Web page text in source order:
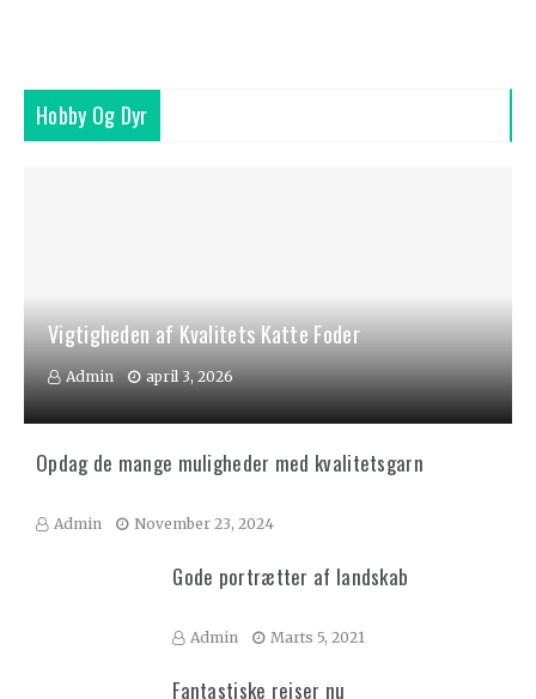
Hobby Og Dyr
Vigtigheden af Kvalitets Katte Foder
Admin april 3, 2026
Opdag de mange muligheder med kvalitetsgarn
Admin November 23, 2024
Gode portrætter af landskab
Admin Marts 5, 2021
Fantastiske rejser nu